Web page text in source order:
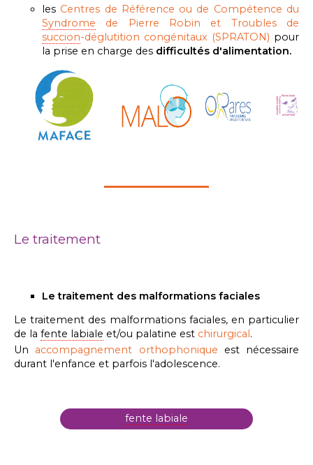
les Centres de Référence ou de Compétence du
Syndrome de Pierre Robin et Troubles de
succion-déglutition congénitaux (SPRATON) pour
la prise en charge des difficultés d'alimentation.
Le traitement
Le traitement des malformations faciales
Le traitement des malformations faciales, en particulier
de la fente labiale et/ou palatine est chirurgical.
Un accompagnement orthophonique est nécessaire
durant l'enfance et parfois l'adolescence.
fente labiale